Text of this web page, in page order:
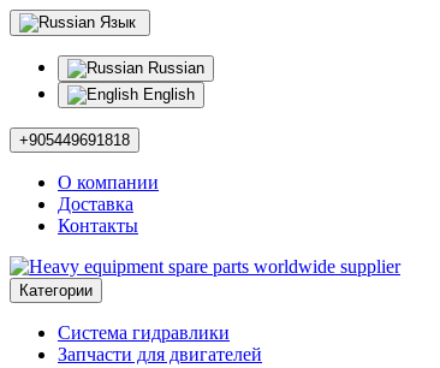
Язык
Russian
English
+905449691818
О компании
Доставка
Контакты
Категории
Система гидравлики
Запчасти для двигателей